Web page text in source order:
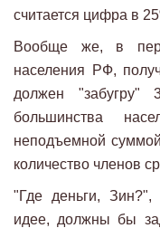
считается цифра в
Вообще же, в
населения РФ,
должен
большинства
неподъемной
количество членов
"Где деньги,
идее, должны бы